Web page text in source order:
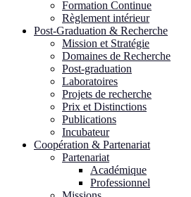
Formation Continue
Règlement intérieur
Post-Graduation & Recherche
Mission et Stratégie
Domaines de Recherche
Post-graduation
Laboratoires
Projets de recherche
Prix et Distinctions
Publications
Incubateur
Coopération & Partenariat
Partenariat
Académique
Professionnel